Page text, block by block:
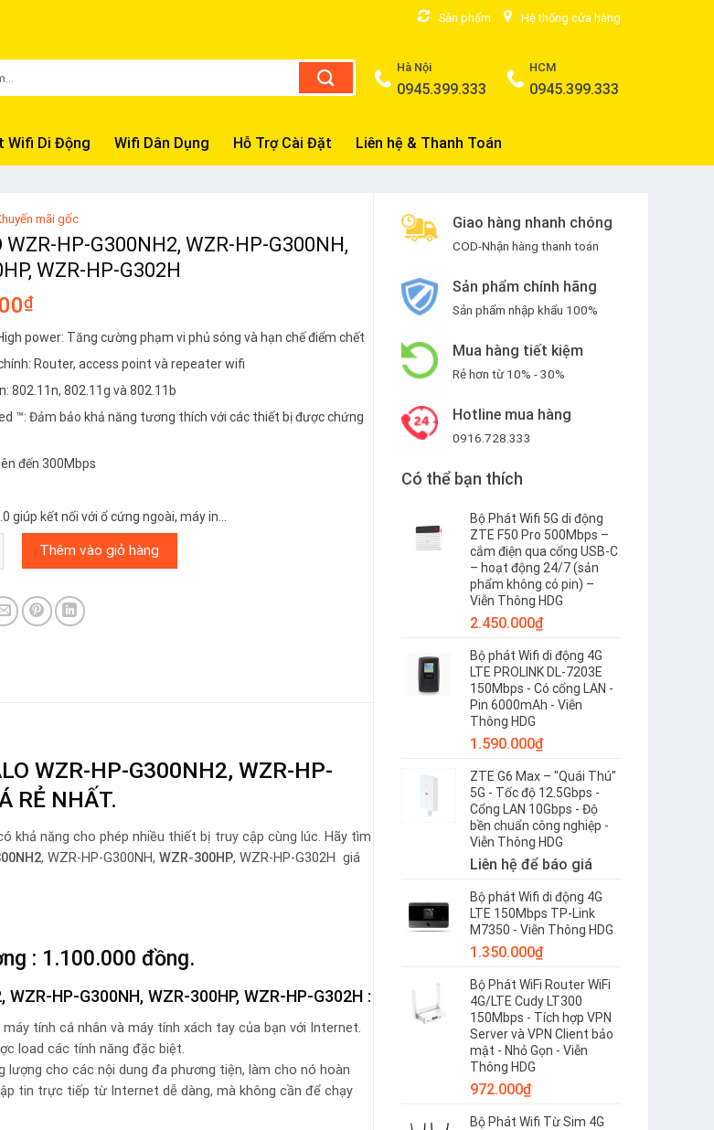
Sản phẩm Hệ thống cửa hàng
Hà Nội
0945.399.333
HCM
0945.399.333
Wifi Di Động Wifi Dân Dụng Hỗ Trợ Cài Đặt Liên hệ & Thanh Toán
Giao hàng nhanh chóng
COD-Nhận hàng thanh toán
Sản phẩm chính hãng
Sản phẩm nhập khẩu 100%
Mua hàng tiết kiệm
Rẻ hơn từ 10% - 30%
Hotline mua hàng
0916.728.333
Có thể bạn thích
Bộ Phát Wifi 5G di động
ZTE F50 Pro 500Mbps –
cắm điện qua cổng USB-C
– hoạt động 24/7 (sản
phẩm không có pin) –
Viễn Thông HDG
2.450.000₫
Bộ phát Wifi di động 4G
LTE PROLINK DL-7203E
150Mbps - Có cổng LAN -
Pin 6000mAh - Viễn
Thông HDG
1.590.000₫
ZTE G6 Max – "Quái Thú"
5G - Tốc độ 12.5Gbps -
Cổng LAN 10Gbps - Độ
bền chuẩn công nghiệp -
Viễn Thông HDG
Liên hệ để báo giá
Bộ phát Wifi di động 4G
LTE 150Mbps TP-Link
M7350 - Viễn Thông HDG
1.350.000₫
Bộ Phát WiFi Router WiFi
4G/LTE Cudy LT300
150Mbps - Tích hợp VPN
Server và VPN Client bảo
mật - Nhỏ Gọn - Viễn
Thông HDG
972.000₫
Bộ Phát Wifi Từ Sim 4G
mãi gốc
WZR-HP-G300NH2, WZR-HP-G300NH,
WZR-HP-G302H
₫
power: Tăng cường phạm vi phủ sóng và hạn chế điểm chết
Router, access point và repeater wifi
802.11n, 802.11g và 802.11b
™: Đảm bảo khả năng tương thích với các thiết bị được chứng
đến 300Mbps
giúp kết nối với ổ cứng ngoài, máy in…
HP-G300NH2, WZR-HP-G300NH, WZR-300HP, WZR-HP-G302H số lượng
Thêm vào giỏ hàng
WZR-HP-G300NH2, WZR-HP-
RẺ NHẤT.
khả năng cho phép nhiều thiết bị truy cập cùng lúc. Hãy tìm
, WZR-HP-G300NH, WZR-300HP, WZR-HP-G302H giá
: 1.100.000 đồng.
HP-G300NH, WZR-300HP, WZR-HP-G302H :
tính cá nhân và máy tính xách tay của bạn với Internet.
load các tính năng đặc biệt.
cho các nội dung đa phương tiện, làm cho nó hoàn
tin trực tiếp từ Internet dễ dàng, mà không cần để chạy